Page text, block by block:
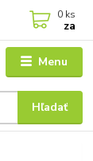
Menu
Hľadať
0 ks
za